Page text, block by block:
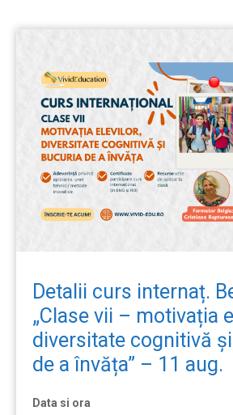
Detalii curs internaț.
„Clase vii – motivația
diversitate cognitivă
de a învăța” – 11 aug.
Data si ora